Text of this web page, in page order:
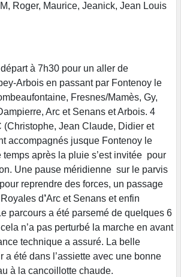
Roger, Maurice, Jeanick, Jean Louis
départ à 7h30 pour un aller de
Arbois en passant par Fontenoy le
Fresnes/Mamès, Gy,
Arc et Senans et Arbois. 4
(Christophe, Jean Claude, Didier et
accompagnés jusque Fontenoy le
après la pluie s’est invitée pour
Une pause méridienne sur le parvis
reprendre des forces, un passage
d’Arc et Senans et enfin
parcours a été parsemé de quelques 6
n’a pas perturbé la marche en avant
technique a assuré. La belle
a été dans l’assiette avec une bonne
à la cancoillotte chaude.